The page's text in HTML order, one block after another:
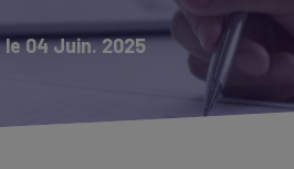
le 04 Juin. 2025